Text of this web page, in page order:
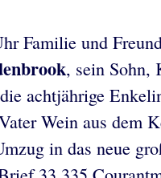
Familie und
, sein Sohn,
achtjährige
Wein aus dem
in das neue